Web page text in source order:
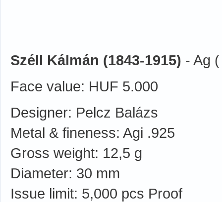
Széll Kálmán (1843-1915) - Ag
Face value: HUF 5.000
Designer: Pelcz Balázs
Metal & fineness: Agi .925
Gross weight: 12,5 g
Diameter: 30 mm
Issue limit: 5,000 pcs Proof